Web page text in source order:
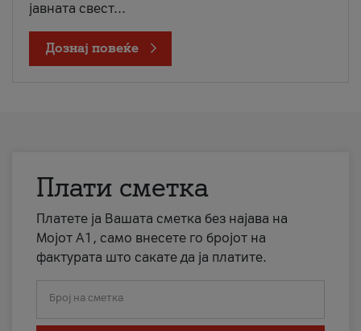
јавната свест...
Дознај повеќе
Плати сметка
Платете ја Вашата сметка без најава на
Мојот А1, само внесете го бројот на
фактурата што сакате да ја платите.
Број на сметка